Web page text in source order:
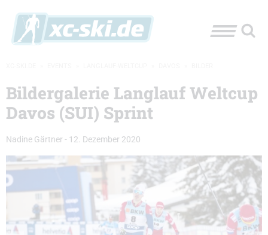
Bildergalerie Langlauf Weltcup
Davos (SUI) Sprint
Nadine Gärtner - 12. Dezember 2020